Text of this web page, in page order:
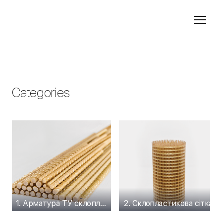
Categories
1. Арматура ТУ склопластикова 2. Склопластикова сітка